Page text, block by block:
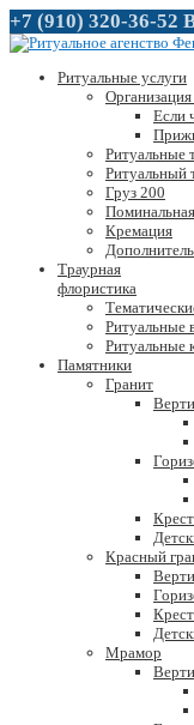
+7 (910) 320-36-52
Ритуальные услуги
Если
Ритуальные
Ритуальный
Груз 200
Кремация
Траурная
флористика
Ритуальные
Ритуальные
Памятники
Гранит
Красный
Мрамор